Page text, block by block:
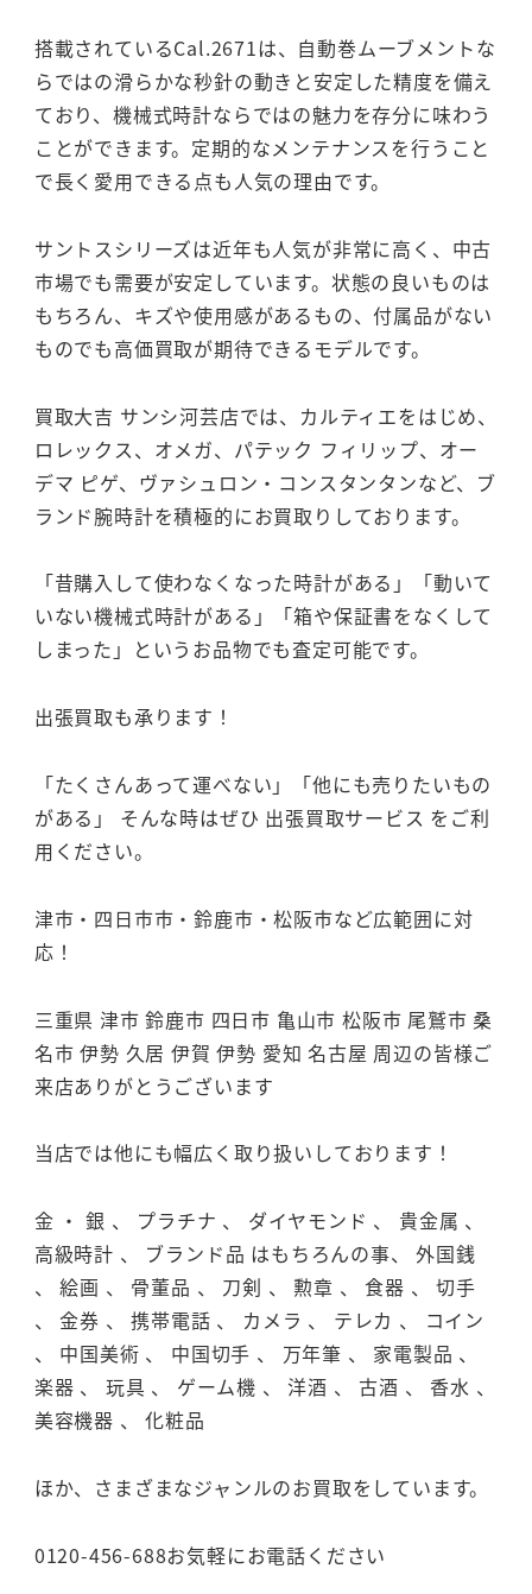
搭載されているCal.2671は、自動巻ムーブメントな
らではの滑らかな秒針の動きと安定した精度を備え
ており、機械式時計ならではの魅力を存分に味わう
ことができます。定期的なメンテナンスを行うこと
で長く愛用できる点も人気の理由です。
サントスシリーズは近年も人気が非常に高く、中古
市場でも需要が安定しています。状態の良いものは
もちろん、キズや使用感があるもの、付属品がない
ものでも高価買取が期待できるモデルです。
買取大吉 サンシ河芸店では、カルティエをはじめ、
ロレックス、オメガ、パテック フィリップ、オー
デマ ピゲ、ヴァシュロン・コンスタンタンなど、ブ
ランド腕時計を積極的にお買取りしております。
「昔購入して使わなくなった時計がある」「動いて
いない機械式時計がある」「箱や保証書をなくして
しまった」というお品物でも査定可能です。
出張買取も承ります！
「たくさんあって運べない」「他にも売りたいもの
がある」 そんな時はぜひ 出張買取サービス をご利
用ください。
津市・四日市市・鈴鹿市・松阪市など広範囲に対
応！
三重県 津市 鈴鹿市 四日市 亀山市 松阪市 尾鷲市 桑
名市 伊勢 久居 伊賀 伊勢 愛知 名古屋 周辺の皆様ご
来店ありがとうございます
当店では他にも幅広く取り扱いしております！
金 ・ 銀 、 プラチナ 、 ダイヤモンド 、 貴金属 、
高級時計 、 ブランド品 はもちろんの事、 外国銭
、 絵画 、 骨董品 、 刀剣 、 勲章 、 食器 、 切手
、 金券 、 携帯電話 、 カメラ 、 テレカ 、 コイン
、 中国美術 、 中国切手 、 万年筆 、 家電製品 、
楽器 、 玩具 、 ゲーム機 、 洋酒 、 古酒 、 香水 、
美容機器 、 化粧品
ほか、さまざまなジャンルのお買取をしています。
0120-456-688お気軽にお電話ください